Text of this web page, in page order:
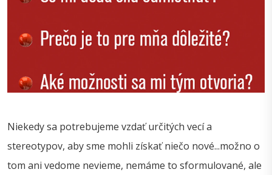
Niekedy sa potrebujeme vzdať určitých vecí a
stereotypov, aby sme mohli získať niečo nové...možno o
tom ani vedome nevieme, nemáme to sformulované, ale